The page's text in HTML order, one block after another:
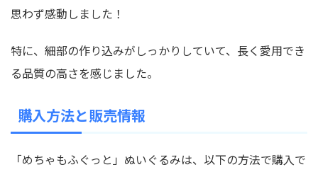
思わず感動しました！
特に、細部の作り込みがしっかりしていて、長く愛用でき
る品質の高さを感じました。
購入方法と販売情報
「めちゃもふぐっと」ぬいぐるみは、以下の方法で購入で